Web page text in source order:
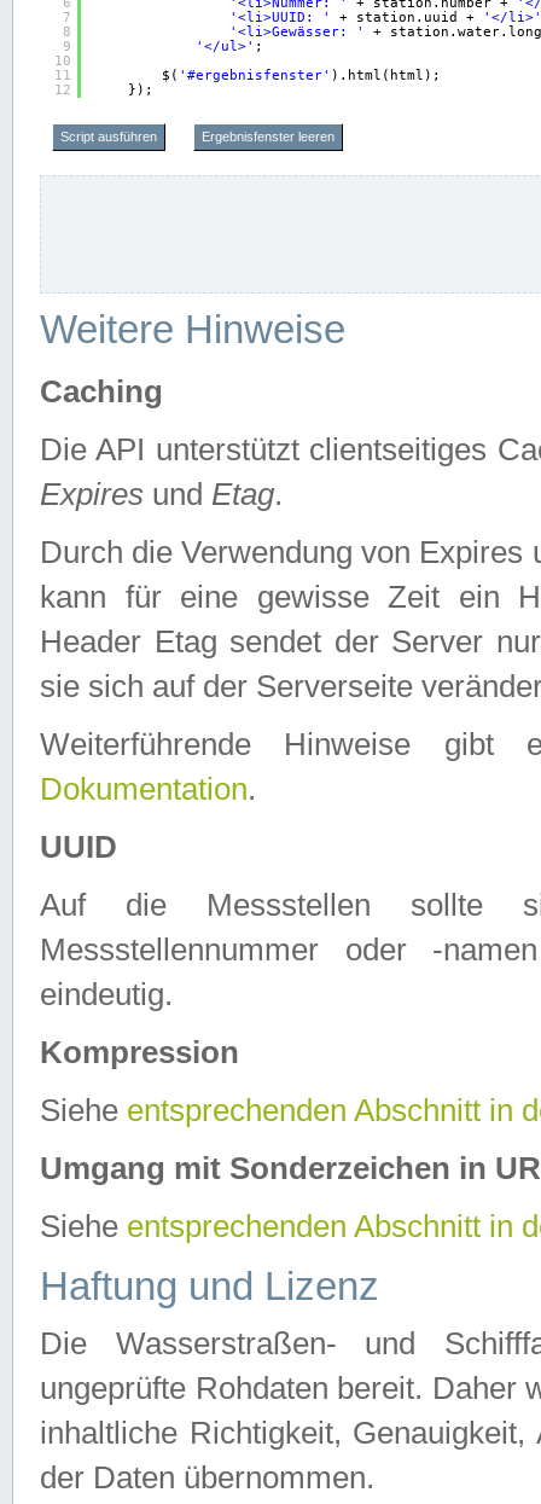
7
8
9
10
11
12
'<li>UUID: '
+ station.uuid +
'</li>'
'<li>Gewässer: '
+
'</ul>' ;
$( '#ergebnisfenster' ).html(html);
});
Script ausführen Ergebnisfenster leeren
Weitere Hinweise
Caching
Die API unterstützt clientseitiges
Expires und Etag.
Durch die Verwendung von
kann für eine gewisse Zeit ein
Header Etag sendet der Server
sie sich auf der Serverseite
Weiterführende Hinweise
Dokumentation.
UUID
Auf die Messstellen sollte
Messstellennummer oder -
eindeutig.
Kompression
Siehe entsprechenden Abschnitt in
Umgang mit Sonderzeichen in
Siehe entsprechenden Abschnitt in
Haftung und Lizenz
Die Wasserstraßen- und
ungeprüfte Rohdaten bereit. Daher
inhaltliche Richtigkeit,
der Daten übernommen.